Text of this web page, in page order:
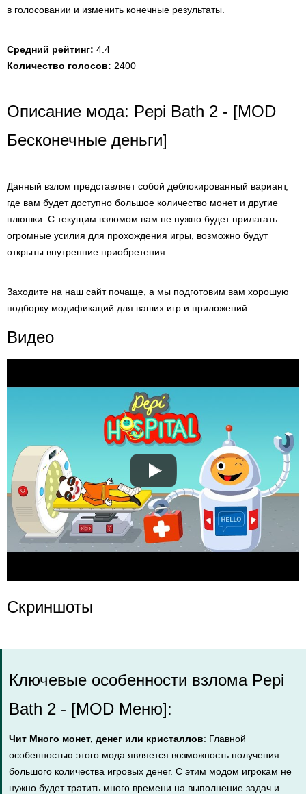
в голосовании и изменить конечные результаты.
Средний рейтинг: 4.4
Количество голосов: 2400
Описание мода: Pepi Bath 2 - [MOD
Бесконечные деньги]
Данный взлом представляет собой деблокированный вариант,
где вам будет доступно большое количество монет и другие
плюшки. С текущим взломом вам не нужно будет прилагать
огромные усилия для прохождения игры, возможно будут
открыты внутренние приобретения.
Заходите на наш сайт почаще, а мы подготовим вам хорошую
подборку модификаций для ваших игр и приложений.
Видео
Скриншоты
Ключевые особенности взлома Pepi
Bath 2 - [MOD Меню]:
Чит Много монет, денег или кристаллов: Главной
особенностью этого мода является возможность получения
большого количества игровых денег. С этим модом игрокам не
нужно будет тратить много времени на выполнение задач и